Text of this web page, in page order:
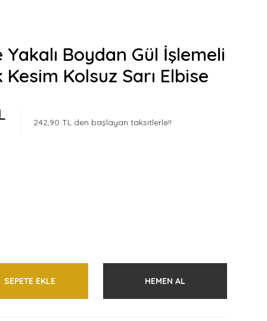
Yakalı Boydan Gül İşlemeli
Kolsuz Sarı Elbise
242,90 TL den başlayan taksitlerle!!
SEPETE EKLE HEMEN AL